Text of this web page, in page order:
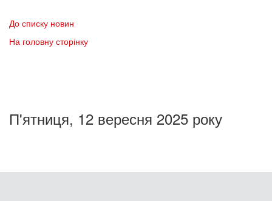
До списку новин
На головну сторінку
П'ятниця, 12 вересня 2025 року